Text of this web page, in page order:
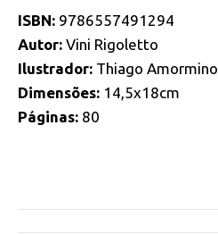
ISBN: 9786557491294
Autor: Vini Rigoletto
Ilustrador: Thiago Amormino
Dimensões: 14,5x18cm
Páginas: 80